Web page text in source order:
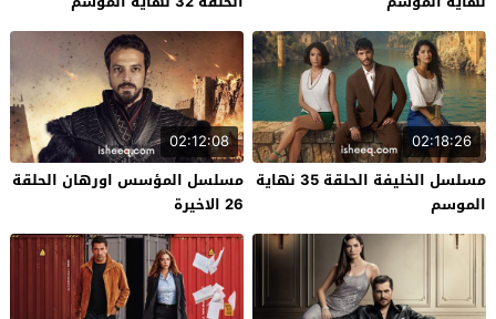
02:18:26
مسلسل الخليفة الحلقة 35 نهاية
الموسم
02:12:08
مسلسل المؤسس اورهان الحلقة
26 الاخيرة